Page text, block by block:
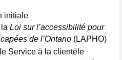
initiale
Loi sur l’accessibilité pour
de l’Ontario (LAPHO)
Service à la clientèle